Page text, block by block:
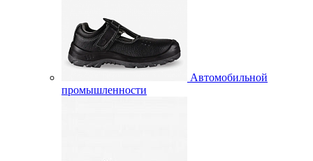
Автомобильной
промышленности